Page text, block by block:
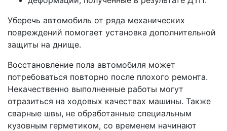
Уберечь автомобиль от ряда механических
повреждений помогает установка дополнительной
защиты на днище.
Восстановление пола автомобиля может
потребоваться повторно после плохого ремонта.
Некачественно выполненные работы могут
отразиться на ходовых качествах машины. Также
сварные швы, не обработанные специальным
кузовным герметиком, со временем начинают